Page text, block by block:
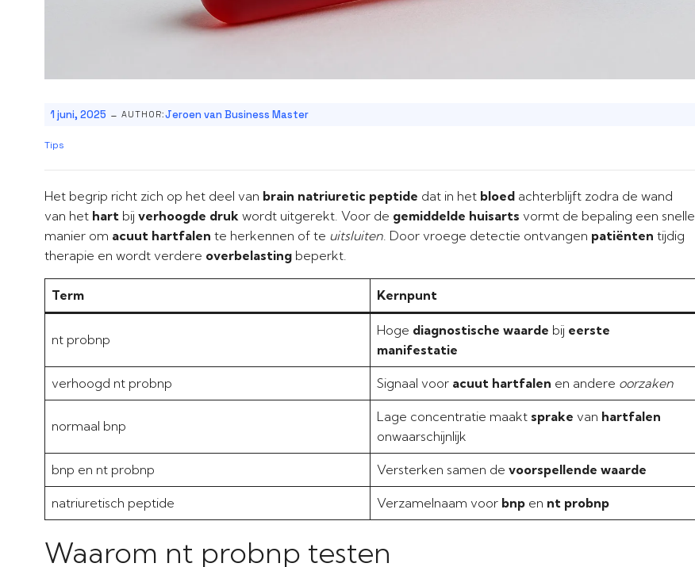
1 juni, 2025 - AUTHOR:Jeroen van Business Master
Tips
Het begrip richt zich op het deel van brain natriuretic peptide dat in het bloed achterblijft zodra de wand
van het hart bij verhoogde druk wordt uitgerekt. Voor de gemiddelde huisarts vormt de bepaling een snelle
manier om acuut hartfalen te herkennen of te uitsluiten . Door vroege detectie ontvangen patiënten tijdig
therapie en wordt verdere overbelasting beperkt.
Term Kernpunt
nt probnp
Hoge diagnostische waarde bij eerste
manifestatie
verhoogd nt probnp Signaal voor acuut hartfalen en andere oorzaken
normaal bnp
Lage concentratie maakt sprake van hartfalen
onwaarschijnlijk
bnp en nt probnp Versterken samen de voorspellende waarde
natriuretisch peptide Verzamelnaam voor bnp en nt probnp
Waarom nt probnp testen